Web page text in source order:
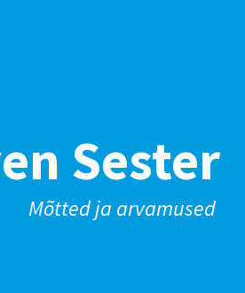
Sester
Mõtted ja arvamused